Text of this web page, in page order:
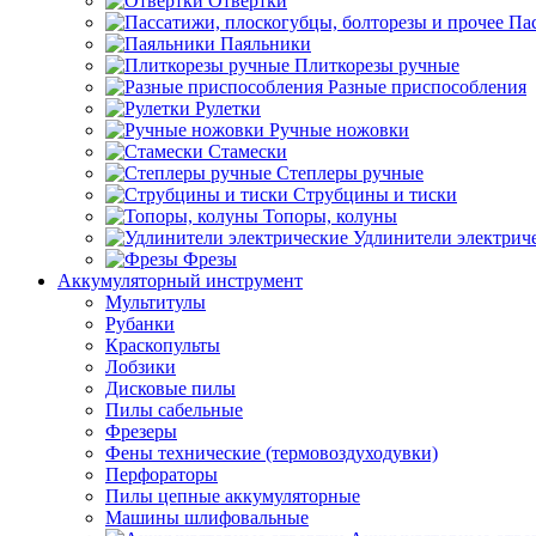
Паяльники
Плиткорезы ручные
Разные приспособления
Рулетки
Ручные ножовки
Стамески
Степлеры ручные
Струбцины и тиски
Топоры, колуны
Удлинители
Фрезы
Аккумуляторный инструмент
Мультитулы
Рубанки
Краскопульты
Лобзики
Дисковые пилы
Пилы сабельные
Фрезеры
Фены технические (термовоздуходувки)
Перфораторы
Пилы цепные аккумуляторные
Машины шлифовальные